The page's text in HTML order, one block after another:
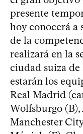
presente
hoy conocerá a
de la
realizará en la
ciudad suiza
estarán los
Real Madrid
Wolfsburgo
Manchester